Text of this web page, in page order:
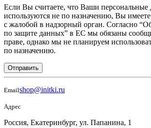
Если Вы считаете, что Ваши персональные
используются не по назначению, Вы имеете
с жалобой в надзорный орган. Согласно
по защите данных” в ЕС мы обязаны
праве, однако мы не планируем
по назначению.
Отправить
Emailshop@initki.ru
Адрес
Россия, Екатеринбург, ул. Папанина, 1